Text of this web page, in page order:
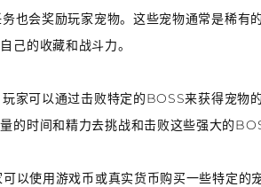
也会奖励玩家宠物。这些宠物通常是稀有
己的收藏和战斗力。
家可以通过击败特定的BOSS来获得宠物
的时间和精力去挑战和击败这些强大的
以使用游戏币或真实货币购买一些特定的